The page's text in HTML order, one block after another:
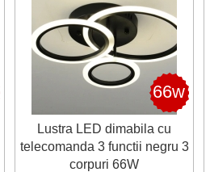
66w
Lustra LED dimabila cu
telecomanda 3 functii negru 3
corpuri 66W